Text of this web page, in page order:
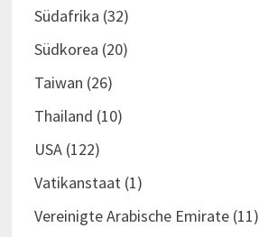
Südafrika (32)
Südkorea (20)
Taiwan (26)
Thailand (10)
USA(122)
Vatikanstaat(1)
Vereinigte Arabische Emirate(11)